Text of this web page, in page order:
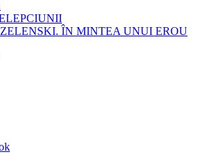
ÎN MINTEA UNUI EROU